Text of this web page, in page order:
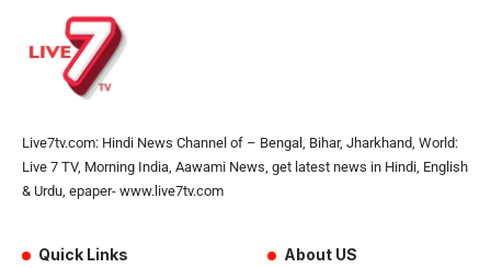
Live7tv.com: Hindi News Channel of – Bengal, Bihar, Jharkhand, World:
Live 7 TV, Morning India, Aawami News, get latest news in Hindi, English
& Urdu, epaper- www.live7tv.com
Quick Links About US